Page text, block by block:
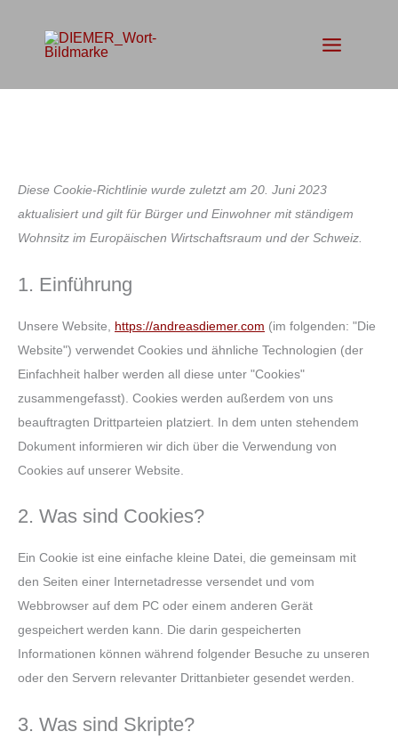
springen
Diese Cookie-Richtlinie wurde zuletzt am 20. Juni 2023
aktualisiert und gilt für Bürger und Einwohner mit ständigem
Wohnsitz im Europäischen Wirtschaftsraum und der Schweiz.
1. Einführung
Unsere Website, https://andreasdiemer.com (im folgenden: "Die
Website") verwendet Cookies und ähnliche Technologien (der
Einfachheit halber werden all diese unter "Cookies"
zusammengefasst). Cookies werden außerdem von uns
beauftragten Drittparteien platziert. In dem unten stehendem
Dokument informieren wir dich über die Verwendung von
Cookies auf unserer Website.
2. Was sind Cookies?
Ein Cookie ist eine einfache kleine Datei, die gemeinsam mit
den Seiten einer Internetadresse versendet und vom
Webbrowser auf dem PC oder einem anderen Gerät
gespeichert werden kann. Die darin gespeicherten
Informationen können während folgender Besuche zu unseren
oder den Servern relevanter Drittanbieter gesendet werden.
3. Was sind Skripte?
Consent
to
service
Consent
to
service
Consent
to
service
Consent
to
service
Consent
to
service
Consent
to
service
Consent
to
service